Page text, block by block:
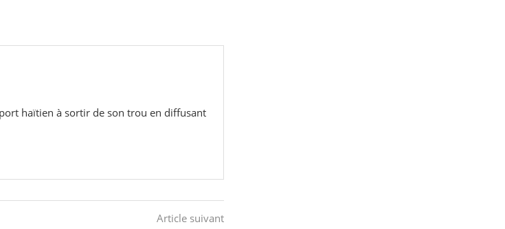
haïtien à sortir de son trou en diffusant
Article suivant